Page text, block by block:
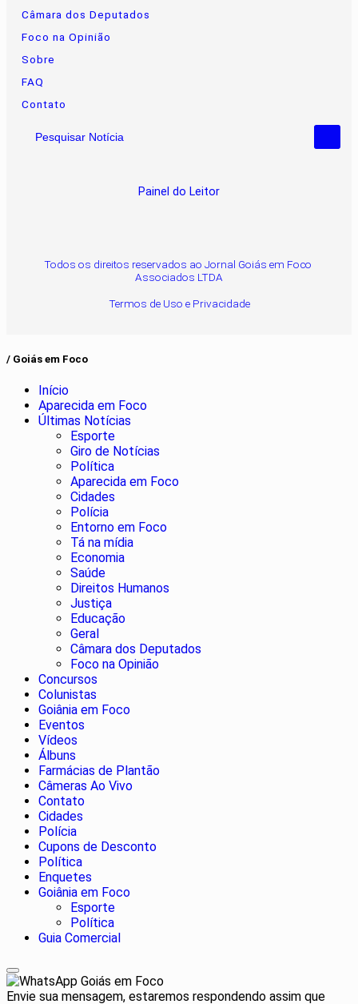
Câmara dos Deputados
Foco na Opinião
Sobre
FAQ
Contato
Pesquisar Notícia
Painel do Leitor
Todos os direitos reservados ao Jornal Goiás em Foco
Associados LTDA
Termos de Uso e Privacidade
/ Goiás em Foco
Início
Aparecida em Foco
Últimas Notícias
Esporte
Giro de Notícias
Política
Aparecida em Foco
Cidades
Polícia
Entorno em Foco
Tá na mídia
Economia
Saúde
Direitos Humanos
Justiça
Educação
Geral
Câmara dos Deputados
Foco na Opinião
Concursos
Colunistas
Goiânia em Foco
Eventos
Vídeos
Álbuns
Farmácias de Plantão
Câmeras Ao Vivo
Contato
Cidades
Polícia
Cupons de Desconto
Política
Enquetes
Goiânia em Foco
Esporte
Política
Guia Comercial
Goiás em Foco
Envie sua mensagem, estaremos respondendo assim que